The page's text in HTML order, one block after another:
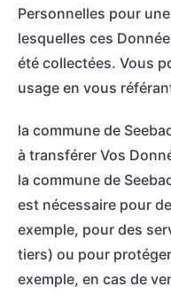
Personnelles pour
lesquelles ces
été collectées. Vous
usage en vous
la commune de
à transférer Vos
la commune de
est nécessaire pour
exemple, pour des
tiers) ou pour
exemple, en cas de